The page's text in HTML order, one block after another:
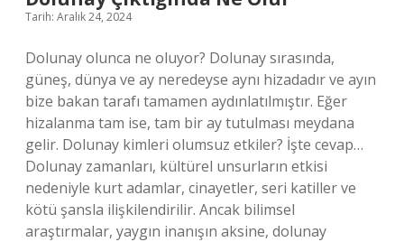
Tarih: Aralık 24, 2024
Dolunay olunca ne oluyor? Dolunay sırasında,
güneş, dünya ve ay neredeyse aynı hizadadır ve ayın
bize bakan tarafı tamamen aydınlatılmıştır. Eğer
hizalanma tam ise, tam bir ay tutulması meydana
gelir. Dolunay kimleri olumsuz etkiler? İşte cevap…
Dolunay zamanları, kültürel unsurların etkisi
nedeniyle kurt adamlar, cinayetler, seri katiller ve
kötü şansla ilişkilendirilir. Ancak bilimsel
araştırmalar, yaygın inanışın aksine, dolunay